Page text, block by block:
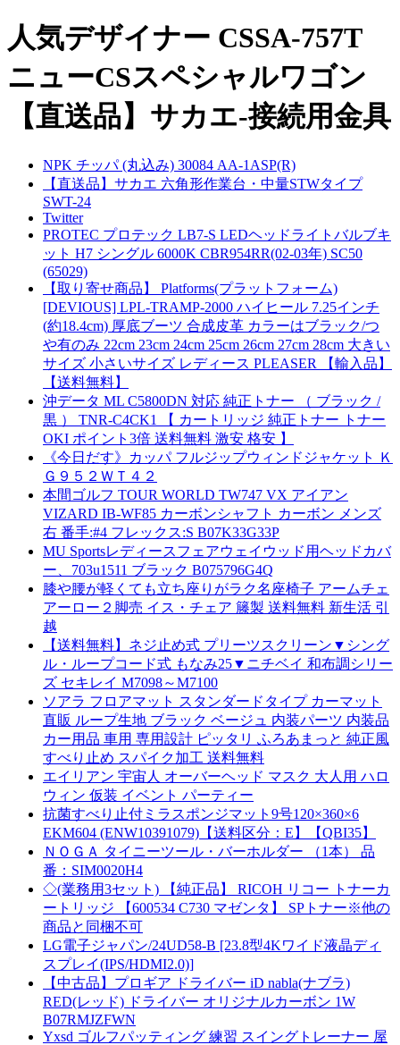
人気デザイナー CSSA-757T
ニューCSスペシャルワゴン
【直送品】サカエ-接続用金具
NPK チッパ (丸込み) 30084 AA-1ASP(R)
【直送品】サカエ 六角形作業台・中量STWタイプ
SWT-24
Twitter
PROTEC プロテック LB7-S LEDヘッドライトバルブキ
ット H7 シングル 6000K CBR954RR(02-03年) SC50
(65029)
【取り寄せ商品】 Platforms(プラットフォーム)
[DEVIOUS] LPL-TRAMP-2000 ハイヒール 7.25インチ
(約18.4cm) 厚底ブーツ 合成皮革 カラーはブラック/つ
や有のみ 22cm 23cm 24cm 25cm 26cm 27cm 28cm 大きい
サイズ 小さいサイズ レディース PLEASER 【輸入品】
【送料無料】
沖データ ML C5800DN 対応 純正トナー （ ブラック /
黒 ） TNR-C4CK1 【 カートリッジ 純正トナー トナー
OKI ポイント3倍 送料無料 激安 格安 】
《今日だす》カッパ フルジップウィンドジャケット Ｋ
Ｇ９５２ＷＴ４２
本間ゴルフ TOUR WORLD TW747 VX アイアン
VIZARD IB-WF85 カーボンシャフト カーボン メンズ
右 番手:#4 フレックス:S B07K33G33P
MU Sportsレディースフェアウェイウッド用ヘッドカバ
ー、703u1511 ブラック B075796G4Q
膝や腰が軽くても立ち座りがラク名座椅子 アームチェ
アーロー２脚売 イス・チェア 籐製 送料無料 新生活 引
越
【送料無料】ネジ止め式 プリーツスクリーン▼シング
ル・ループコード式 もなみ25▼ニチベイ 和布調シリー
ズ セキレイ M7098～M7100
ソアラ フロアマット スタンダードタイプ カーマット
直販 ループ生地 ブラック ベージュ 内装パーツ 内装品
カー用品 車用 専用設計 ピッタリ ふろあまっと 純正風
すべり止め スパイク加工 送料無料
エイリアン 宇宙人 オーバーヘッド マスク 大人用 ハロ
ウィン 仮装 イベント パーティー
抗菌すべり止付ミラスポンジマット9号120×360×6
EKM604 (ENW10391079)【送料区分：E】【QBI35】
ＮＯＧＡ タイニーツール・バーホルダー （1本） 品
番：SIM0020H4
◇(業務用3セット) 【純正品】 RICOH リコー トナーカ
ートリッジ 【600534 C730 マゼンタ】 SPトナー※他の
商品と同梱不可
LG電子ジャパン/24UD58-B [23.8型4Kワイド液晶ディ
スプレイ(IPS/HDMI2.0)]
【中古品】プロギア ドライバー iD nabla(ナブラ)
RED(レッド) ドライバー オリジナルカーボン 1W
B07RMJZFWN
Yxsd ゴルフパッティング 練習 スイングトレーナー 屋